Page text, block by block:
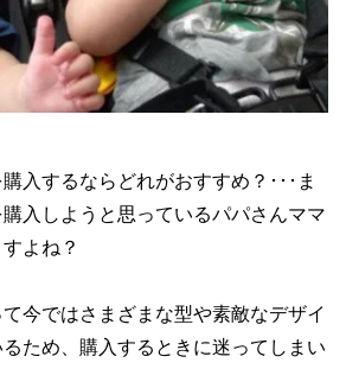
入するならどれがおすすめ？･･･ま
入しようと思っているパパさんママ
よね？
今ではさまざまな型や素敵なデザイ
ため、購入するときに迷ってしまい